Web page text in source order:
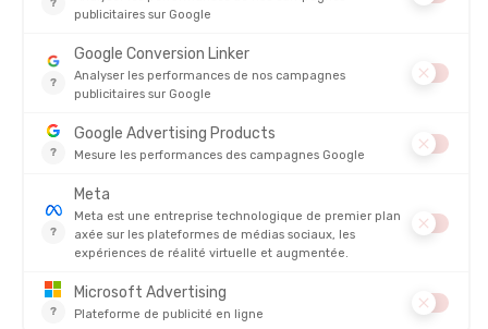
SAXX
BOXERS MULTI-SPORT MESH
3PK HOMME
59,00 €
BOXER EN COTON
92,00 €
NOUVEAUTÉ NOUVEAUTÉ